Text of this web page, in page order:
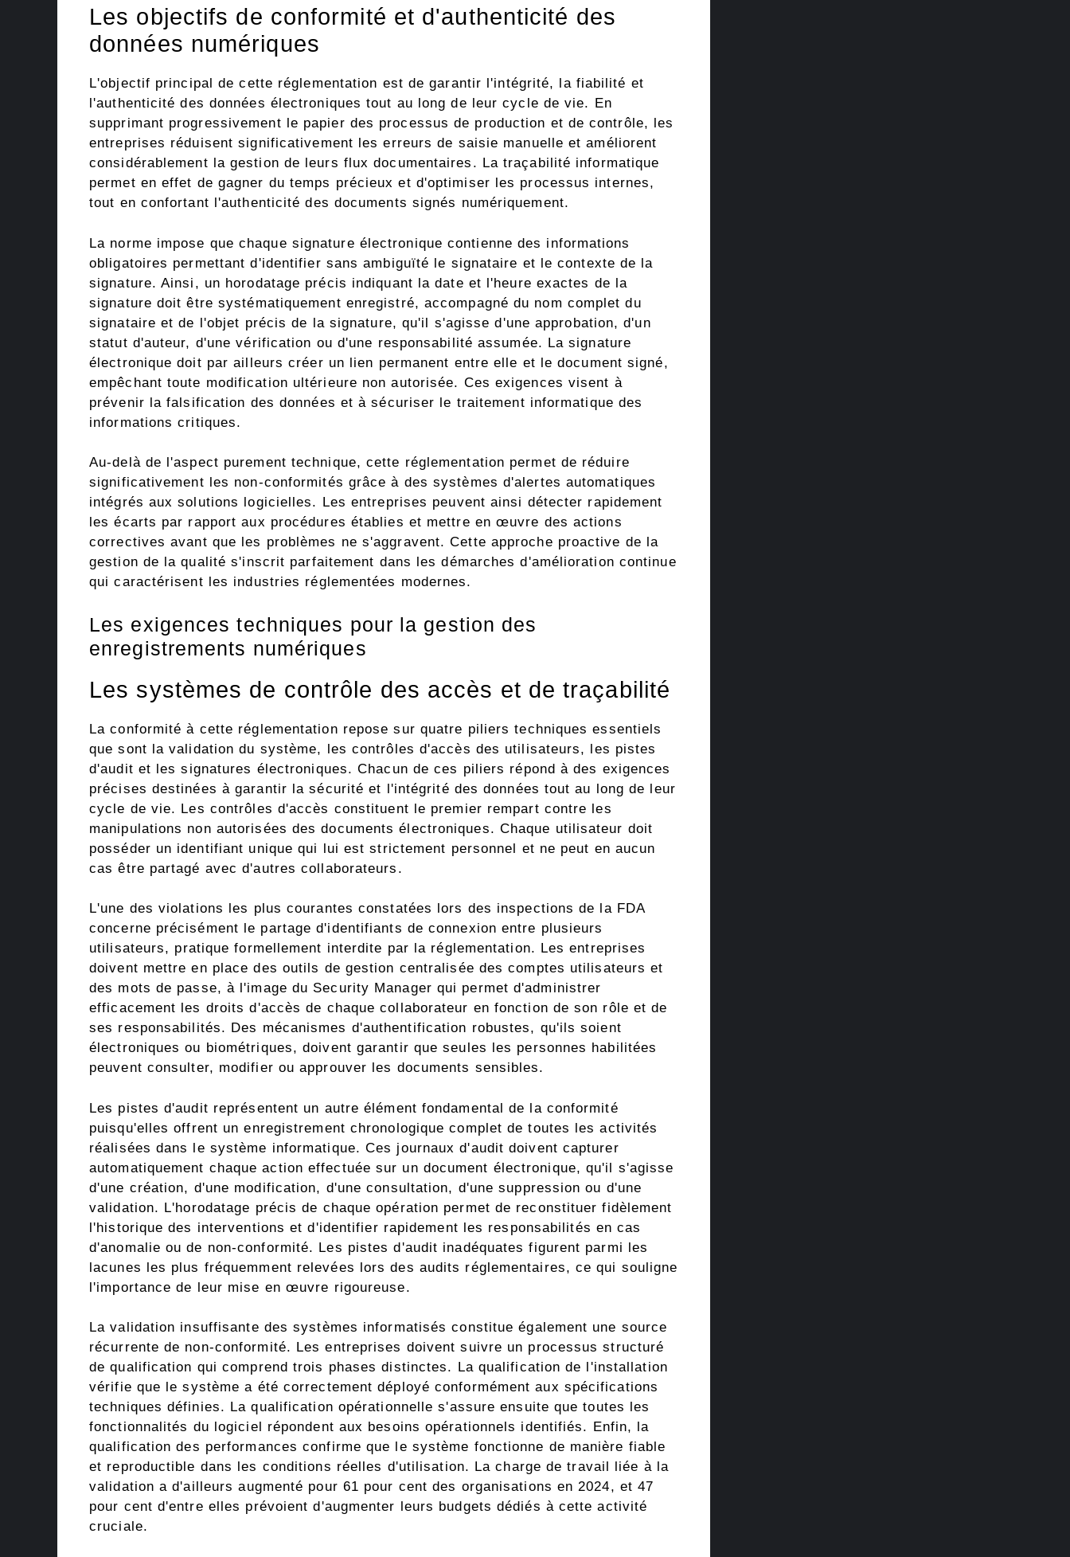
Les objectifs de conformité et d'authenticité des
données numériques
L'objectif principal de cette réglementation est de garantir l'intégrité, la fiabilité et
l'authenticité des données électroniques tout au long de leur cycle de vie. En
supprimant progressivement le papier des processus de production et de contrôle, les
entreprises réduisent significativement les erreurs de saisie manuelle et améliorent
considérablement la gestion de leurs flux documentaires. La traçabilité informatique
permet en effet de gagner du temps précieux et d'optimiser les processus internes,
tout en confortant l'authenticité des documents signés numériquement.
La norme impose que chaque signature électronique contienne des informations
obligatoires permettant d'identifier sans ambiguïté le signataire et le contexte de la
signature. Ainsi, un horodatage précis indiquant la date et l'heure exactes de la
signature doit être systématiquement enregistré, accompagné du nom complet du
signataire et de l'objet précis de la signature, qu'il s'agisse d'une approbation, d'un
statut d'auteur, d'une vérification ou d'une responsabilité assumée. La signature
électronique doit par ailleurs créer un lien permanent entre elle et le document signé,
empêchant toute modification ultérieure non autorisée. Ces exigences visent à
prévenir la falsification des données et à sécuriser le traitement informatique des
informations critiques.
Au-delà de l'aspect purement technique, cette réglementation permet de réduire
significativement les non-conformités grâce à des systèmes d'alertes automatiques
intégrés aux solutions logicielles. Les entreprises peuvent ainsi détecter rapidement
les écarts par rapport aux procédures établies et mettre en œuvre des actions
correctives avant que les problèmes ne s'aggravent. Cette approche proactive de la
gestion de la qualité s'inscrit parfaitement dans les démarches d'amélioration continue
qui caractérisent les industries réglementées modernes.
Les exigences techniques pour la gestion des
enregistrements numériques
Les systèmes de contrôle des accès et de traçabilité
La conformité à cette réglementation repose sur quatre piliers techniques essentiels
que sont la validation du système, les contrôles d'accès des utilisateurs, les pistes
d'audit et les signatures électroniques. Chacun de ces piliers répond à des exigences
précises destinées à garantir la sécurité et l'intégrité des données tout au long de leur
cycle de vie. Les contrôles d'accès constituent le premier rempart contre les
manipulations non autorisées des documents électroniques. Chaque utilisateur doit
posséder un identifiant unique qui lui est strictement personnel et ne peut en aucun
cas être partagé avec d'autres collaborateurs.
L'une des violations les plus courantes constatées lors des inspections de la FDA
concerne précisément le partage d'identifiants de connexion entre plusieurs
utilisateurs, pratique formellement interdite par la réglementation. Les entreprises
doivent mettre en place des outils de gestion centralisée des comptes utilisateurs et
des mots de passe, à l'image du Security Manager qui permet d'administrer
efficacement les droits d'accès de chaque collaborateur en fonction de son rôle et de
ses responsabilités. Des mécanismes d'authentification robustes, qu'ils soient
électroniques ou biométriques, doivent garantir que seules les personnes habilitées
peuvent consulter, modifier ou approuver les documents sensibles.
Les pistes d'audit représentent un autre élément fondamental de la conformité
puisqu'elles offrent un enregistrement chronologique complet de toutes les activités
réalisées dans le système informatique. Ces journaux d'audit doivent capturer
automatiquement chaque action effectuée sur un document électronique, qu'il s'agisse
d'une création, d'une modification, d'une consultation, d'une suppression ou d'une
validation. L'horodatage précis de chaque opération permet de reconstituer fidèlement
l'historique des interventions et d'identifier rapidement les responsabilités en cas
d'anomalie ou de non-conformité. Les pistes d'audit inadéquates figurent parmi les
lacunes les plus fréquemment relevées lors des audits réglementaires, ce qui souligne
l'importance de leur mise en œuvre rigoureuse.
La validation insuffisante des systèmes informatisés constitue également une source
récurrente de non-conformité. Les entreprises doivent suivre un processus structuré
de qualification qui comprend trois phases distinctes. La qualification de l'installation
vérifie que le système a été correctement déployé conformément aux spécifications
techniques définies. La qualification opérationnelle s'assure ensuite que toutes les
fonctionnalités du logiciel répondent aux besoins opérationnels identifiés. Enfin, la
qualification des performances confirme que le système fonctionne de manière fiable
et reproductible dans les conditions réelles d'utilisation. La charge de travail liée à la
validation a d'ailleurs augmenté pour 61 pour cent des organisations en 2024, et 47
pour cent d'entre elles prévoient d'augmenter leurs budgets dédiés à cette activité
cruciale.